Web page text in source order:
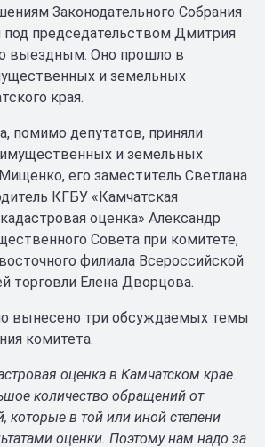
Законодательного Собрания
под председательством Дмитрия
выездным. Оно прошло в
и земельных
края.
помимо депутатов, приняли
и земельных
его заместитель Светлана
КГБУ «Камчатская
оценка» Александр
Совета при комитете,
филиала Всероссийской
торговли Елена Дворцова.
вынесено три обсуждаемых темы
комитета.
оценка в Камчатском крае.
количество обращений от
которые в той или иной степени
оценки. Поэтому нам надо за